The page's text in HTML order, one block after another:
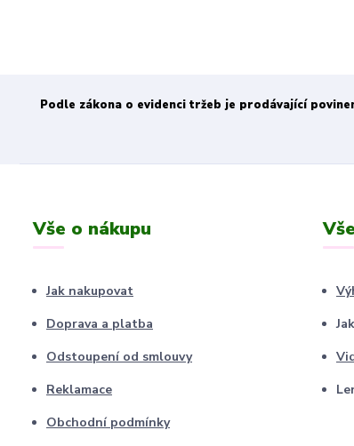
Podle zákona o evidenci tržeb je prodávající
Vše o nákupu
Jak nakupovat
Doprava a platba
Odstoupení od smlouvy
Reklamace
Obchodní podmínky